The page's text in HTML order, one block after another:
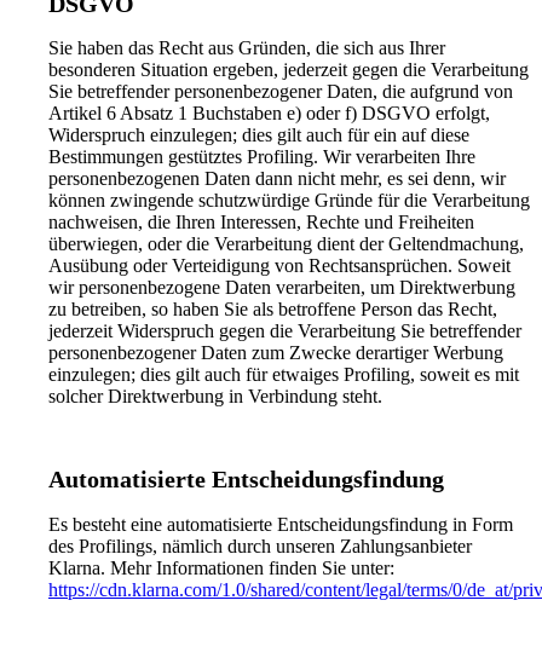
Sie haben das Recht aus Gründen, die sich aus Ihrer
besonderen Situation ergeben, jederzeit gegen die Verarbeitung
Sie betreffender personenbezogener Daten, die aufgrund von
Artikel 6 Absatz 1 Buchstaben e) oder f) DSGVO erfolgt,
Widerspruch einzulegen; dies gilt auch für ein auf diese
Bestimmungen gestütztes Profiling. Wir verarbeiten Ihre
personenbezogenen Daten dann nicht mehr, es sei denn, wir
können zwingende schutzwürdige Gründe für die Verarbeitung
nachweisen, die Ihren Interessen, Rechte und Freiheiten
überwiegen, oder die Verarbeitung dient der Geltendmachung,
Ausübung oder Verteidigung von Rechtsansprüchen. Soweit
wir personenbezogene Daten verarbeiten, um Direktwerbung
zu betreiben, so haben Sie als betroffene Person das Recht,
jederzeit Widerspruch gegen die Verarbeitung Sie betreffender
personenbezogener Daten zum Zwecke derartiger Werbung
einzulegen; dies gilt auch für etwaiges Profiling, soweit es mit
solcher Direktwerbung in Verbindung steht.
Automatisierte Entscheidungsfindung
Es besteht eine automatisierte Entscheidungsfindung in Form
des Profilings, nämlich durch unseren Zahlungsanbieter
Klarna. Mehr Informationen finden Sie unter:
https://cdn.klarna.com/1.0/shared/content/legal/terms/0/de_at/